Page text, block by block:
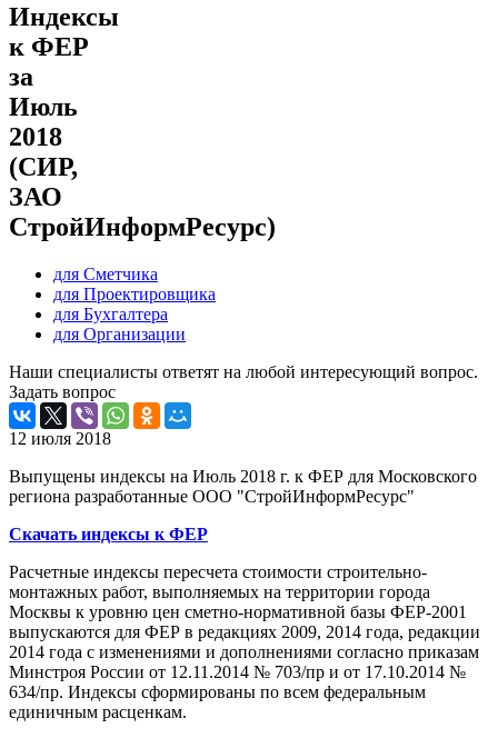
Индексы
к ФЕР
за
Июль
2018
(СИР,
ЗАО
СтройИнформРесурс)
для Сметчика
для Проектировщика
для Бухгалтера
для Организации
Наши специалисты ответят на любой интересующий вопрос.
Задать вопрос
12 июля 2018
Выпущены индексы на Июль 2018 г. к ФЕР для Московского
региона разработанные ООО "СтройИнформРесурс"
Скачать индексы к ФЕР
Расчетные индексы пересчета стоимости строительно-
монтажных работ, выполняемых на территории города
Москвы к уровню цен сметно-нормативной базы ФЕР-2001
выпускаются для ФЕР в редакциях 2009, 2014 года, редакции
2014 года с изменениями и дополнениями согласно приказам
Минстроя России от 12.11.2014 № 703/пр и от 17.10.2014 №
634/пр. Индексы сформированы по всем федеральным
единичным расценкам.